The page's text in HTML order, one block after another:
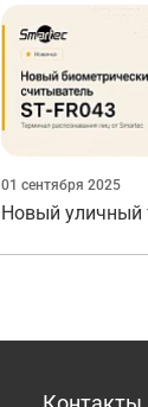
01 сентября 2025
Новый уличный